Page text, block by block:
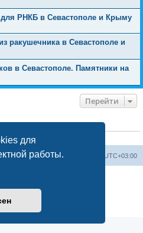
для
работы.
РНКБ в Севастополе и Крыму
ракушечника в Севастополе и
в Севастополе. Памятники на
Перейти
[ИИ бот]
Часовой пояс: UTC+03:00
Наша команда
Forum Software © phpBB Limited